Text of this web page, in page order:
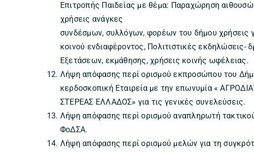
Επιτροπής Παιδείας με θέμα: Παραχώρηση
χρήσεις ανάγκες
συνδέσμων, συλλόγων, φορέων του δήμου χρήσεις
κοινού ενδιαφέροντος, Πολιτιστικές
Εξετάσεων, εκμάθησης, χρήσεις κοινής ωφέλειας.
Λήψη απόφασης περί ορισμού εκπροσώπου του
κερδοσκοπική Εταιρεία με την επωνυμία «
ΣΤΕΡΕΑΣ ΕΛΛΑΔΟΣ» για τις γενικές συνελεύσεις.
Λήψη απόφασης περί ορισμού αναπληρωτή
ΦοΔΣΑ.
Λήψη απόφασης περί ορισμού μελών για τη